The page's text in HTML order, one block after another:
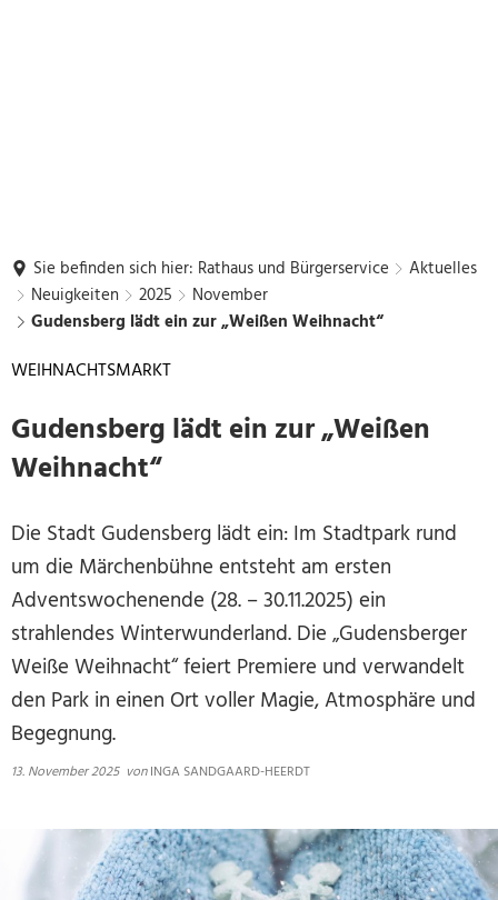
Sie befinden sich hier: Rathaus und Bürgerservice
Aktuelles
Neuigkeiten
2025
November
Gudensberg lädt ein zur „Weißen Weihnacht“
WEIHNACHTSMARKT
Gudensberg lädt ein zur „Weißen
Weihnacht“
Die Stadt Gudensberg lädt ein: Im Stadtpark rund
um die Märchenbühne entsteht am ersten
Adventswochenende (28. – 30.11.2025) ein
strahlendes Winterwunderland. Die „Gudensberger
Weiße Weihnacht“ feiert Premiere und verwandelt
den Park in einen Ort voller Magie, Atmosphäre und
Begegnung.
13. November 2025 vonINGA SANDGAARD-HEERDT